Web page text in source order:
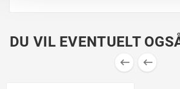
DU VIL EVENTUELT
 